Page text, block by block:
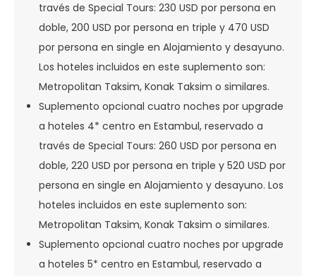
través de Special Tours: 230 USD por persona en
doble, 200 USD por persona en triple y 470 USD
por persona en single en Alojamiento y desayuno.
Los hoteles incluidos en este suplemento son:
Metropolitan Taksim, Konak Taksim o similares.
Suplemento opcional cuatro noches por upgrade
a hoteles 4* centro en Estambul, reservado a
través de Special Tours: 260 USD por persona en
doble, 220 USD por persona en triple y 520 USD por
persona en single en Alojamiento y desayuno. Los
hoteles incluidos en este suplemento son:
Metropolitan Taksim, Konak Taksim o similares.
Suplemento opcional cuatro noches por upgrade
a hoteles 5* centro en Estambul, reservado a